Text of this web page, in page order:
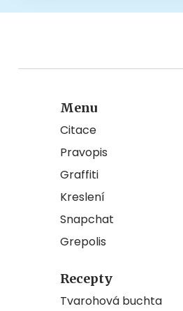
Menu
Citace
Pravopis
Graffiti
Kreslení
Snapchat
Grepolis
Recepty
Tvarohová buchta